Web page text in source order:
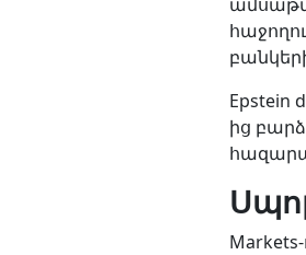
Epstein
ից